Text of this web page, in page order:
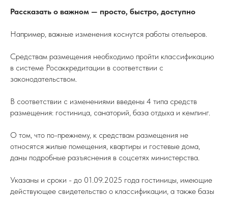
Рассказать о важном — просто, быстро, доступно
Например, важные изменения коснутся работы отельеров.
Средствам размещения необходимо пройти классификацию
в системе Росаккредитации в соответствии с
законодательством.
В соответствии с изменениями введены 4 типа средств
размещения: гостиница, санаторий, база отдыха и кемпинг.
О том, что по-прежнему, к средствам размещения не
относятся жилые помещения, квартиры и гостевые дома,
даны подробные разъяснения в соцсетях министерства.
Указаны и сроки - до 01.09.2025 года гостиницы, имеющие
действующее свидетельство о классификации, а также базы